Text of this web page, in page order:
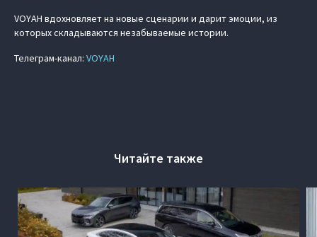
VOYAH вдохновляет на новые сценарии и дарит эмоции, из
которых складываются незабываемые истории.
Телеграм-канал: VOYAH
Читайте также